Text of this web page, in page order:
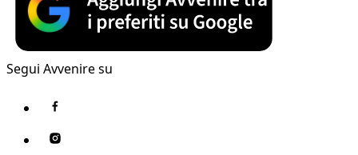
Segui Avvenire su